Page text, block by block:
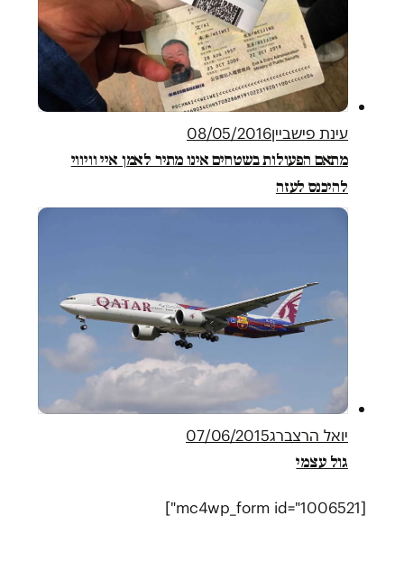
עינת פישביין08/05/2016
מתאם הפעולות בשטחים אינו מתיר לאמן איי וויווי
להיכנס לעזה
יואל הרצברג07/06/2015
גול עצמי
[mc4wp_form id="1006521"]